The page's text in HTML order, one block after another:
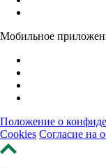
Мобильное
Положение о
Cookies Согласие на